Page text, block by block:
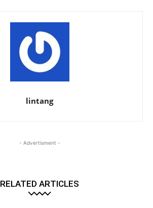
lintang
- Advertisment -
RELATED ARTICLES